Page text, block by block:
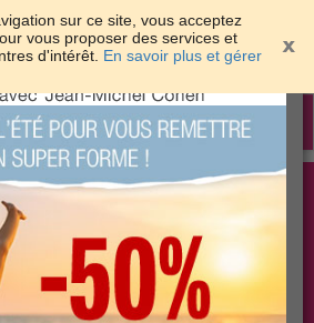
sur ce site, vous acceptez
vous proposer des services et
d'intérêt. En savoir plus et gérer
pour maigrir et être bien
dans sa peau
×